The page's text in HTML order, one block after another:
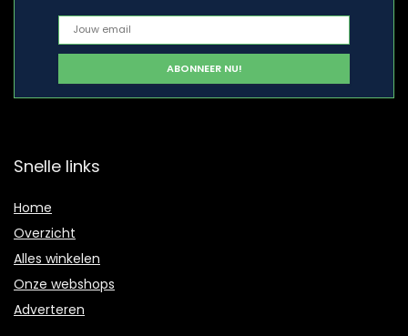
Snelle links
Home
Overzicht
Alles winkelen
Onze webshops
Adverteren